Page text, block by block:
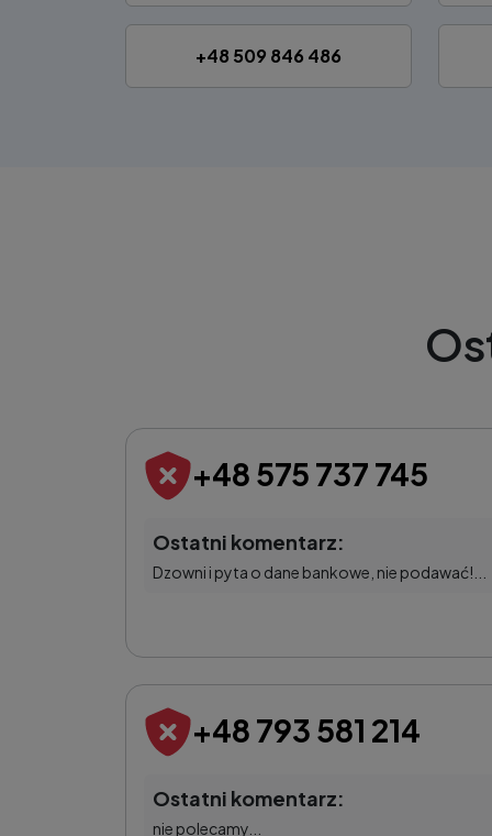
+48 509 846 486
+48 575 737 745
Ostatni komentarz:
Dzowni i pyta o dane bankowe, nie podawać!...
+48 793 581 214
Ostatni komentarz:
nie polecamy...